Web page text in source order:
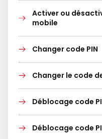
Activer ou
mobile
Changer code PIN
Changer le code
Déblocage code
Déblocage code